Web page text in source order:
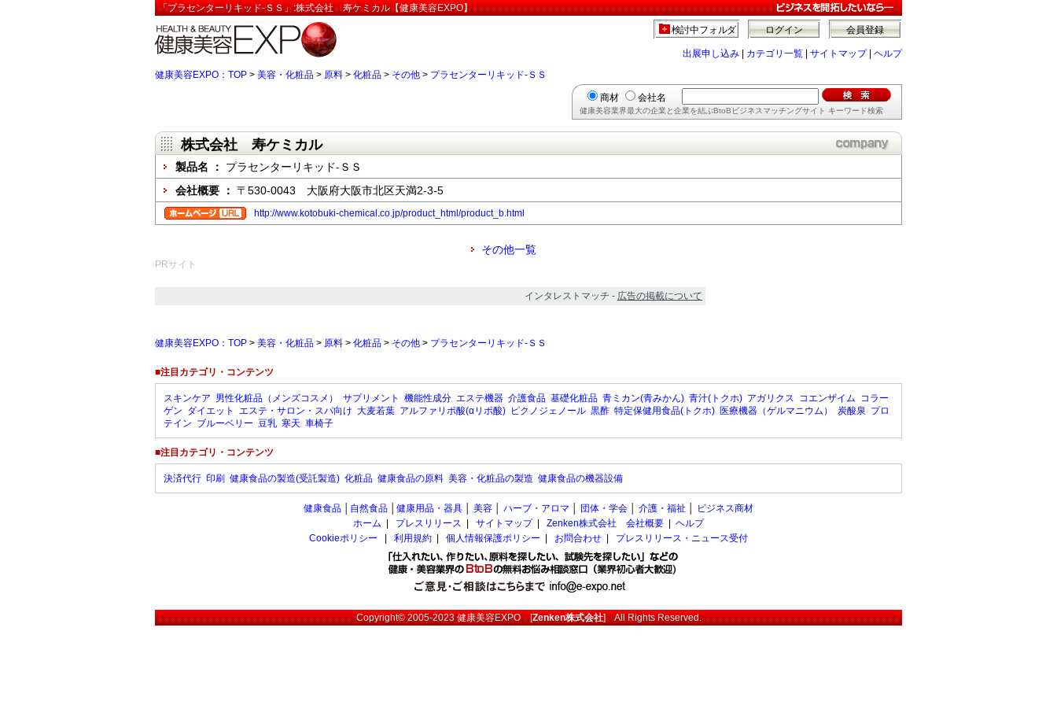
「プラセンターリキッド-ＳＳ」:株式会社 寿ケミカル【健康美容EXPO】
会員登録
ログイン
検討中フォルダ
出展申し込み カテゴリ一覧 サイトマップ| ヘルプ
健康美容EXPO：TOP > 美容・化粧品 > 原料 > 化粧品 > その他 > プラセンターリキッド-ＳＳ
商材 会社名
健康美容業界最大の企業と企業を結ぶBtoBビジネスマッチングサイト キーワード検索
株式会社 寿ケミカル
製品名 ： プラセンターリキッド-ＳＳ
会社概要 ： 〒530-0043 大阪府大阪市北区天満2-3-5
http://www.kotobuki-chemical.co.jp/product_html/product_b.html
その他一覧
PRサイト
インタレストマッチ - 広告の掲載について
健康美容EXPO：TOP > 美容・化粧品 > 原料 > 化粧品 > その他 > プラセンターリキッド-ＳＳ
■注目カテゴリ・コンテンツ
スキンケア 男性化粧品（メンズコスメ） サプリメント 機能性成分 エステ機器 介護食品 基礎化粧品 青ミカン(青みかん) 青汁(トクホ) アガリクス コエンザイム コラー
ゲン ダイエット エステ・サロン・スパ向け 大麦若葉 アルファリポ酸(αリポ酸) ピクノジェノール 黒酢 特定保健用食品(トクホ) 医療機器（ゲルマニウム） 炭酸泉 プロ
テイン ブルーベリー 豆乳 寒天 車椅子
■注目カテゴリ・コンテンツ
決済代行 印刷 健康食品の製造(受託製造) 化粧品 健康食品の原料 美容・化粧品の製造 健康食品の機器設備
健康食品 自然食品 健康用品・器具 美容 ハーブ・アロマ 団体・学会 介護・福祉
ビジネス商材
ホーム
プレスリリース サイトマップ| Zenken株式会社 会社概要
ヘルプ
Cookieポリシー
利用規約 個人情報保護ポリシー お問合わせ プレスリリース・ニュース受付
Copyright© 2005-2023健康美容EXPO[Zenken株式会社] All Rights Reserved.